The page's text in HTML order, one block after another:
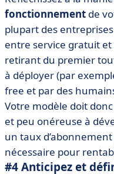
fonctionnement de
plupart des
entre service gratuit
retirant du premier
à déployer (par
free et par des
Votre modèle doit
et peu onéreuse à
un taux
nécessaire pour
#4 Anticipez et